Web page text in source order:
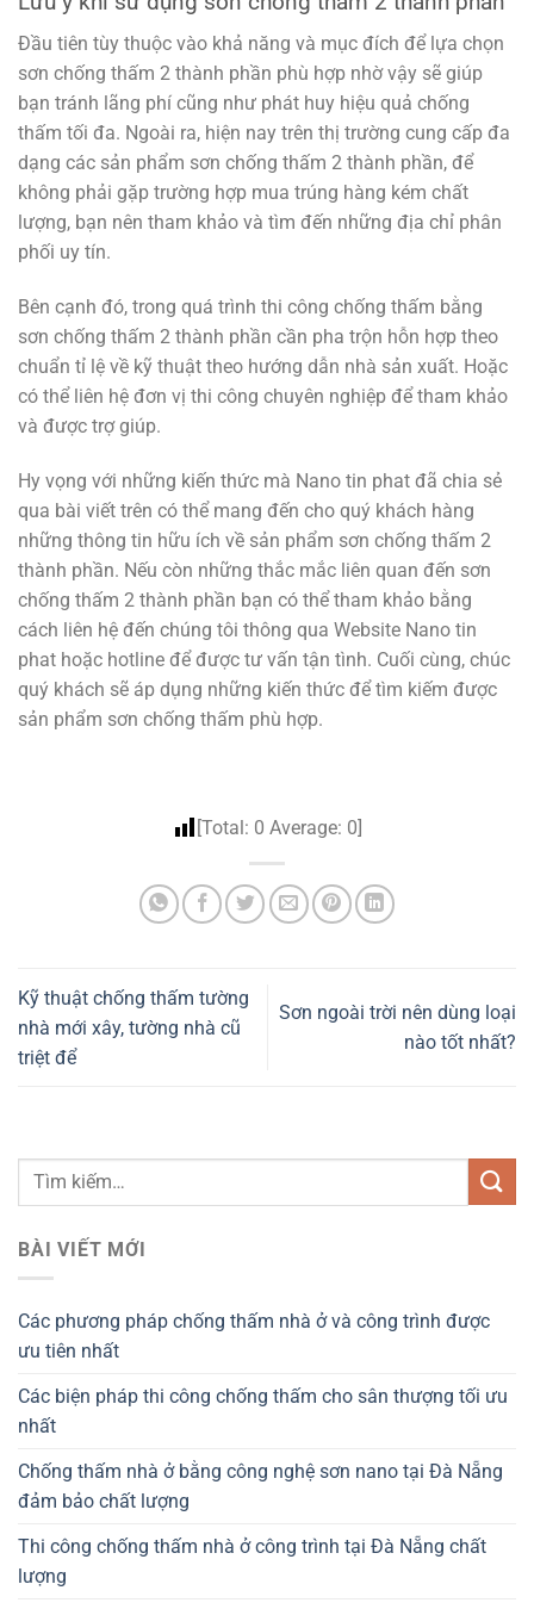
Đầu tiên tùy thuộc vào khả năng và mục đích để lựa chọn
sơn chống thấm 2 thành phần phù hợp nhờ vậy sẽ giúp
bạn tránh lãng phí cũng như phát huy hiệu quả chống
thấm tối đa. Ngoài ra, hiện nay trên thị trường cung cấp đa
dạng các sản phẩm sơn chống thấm 2 thành phần, để
không phải gặp trường hợp mua trúng hàng kém chất
lượng, bạn nên tham khảo và tìm đến những địa chỉ phân
phối uy tín.
Bên cạnh đó, trong quá trình thi công chống thấm bằng
sơn chống thấm 2 thành phần cần pha trộn hỗn hợp theo
chuẩn tỉ lệ về kỹ thuật theo hướng dẫn nhà sản xuất. Hoặc
có thể liên hệ đơn vị thi công chuyên nghiệp để tham khảo
và được trợ giúp.
Hy vọng với những kiến thức mà Nano tin phat đã chia sẻ
qua bài viết trên có thể mang đến cho quý khách hàng
những thông tin hữu ích về sản phẩm sơn chống thấm 2
thành phần. Nếu còn những thắc mắc liên quan đến sơn
chống thấm 2 thành phần bạn có thể tham khảo bằng
cách liên hệ đến chúng tôi thông qua Website Nano tin
phat hoặc hotline để được tư vấn tận tình. Cuối cùng, chúc
quý khách sẽ áp dụng những kiến thức để tìm kiếm được
sản phẩm sơn chống thấm phù hợp.
[Total: 0 Average: 0]
Kỹ thuật chống thấm tường
nhà mới xây, tường nhà cũ
triệt để
Sơn ngoài trời nên dùng loại
nào tốt nhất?
BÀI VIẾT MỚI
Các phương pháp chống thấm nhà ở và công trình được
ưu tiên nhất
Các biện pháp thi công chống thấm cho sân thượng tối ưu
nhất
Chống thấm nhà ở bằng công nghệ sơn nano tại Đà Nẵng
đảm bảo chất lượng
Thi công chống thấm nhà ở công trình tại Đà Nẵng chất
lượng